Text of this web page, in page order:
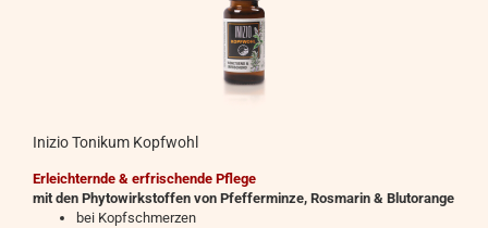
Inizio Tonikum Kopfwohl
Erleichternde & erfrischende Pflege
mit den Phytowirkstoffen von Pfefferminze, Rosmarin & Blutorange
bei Kopfschmerzen